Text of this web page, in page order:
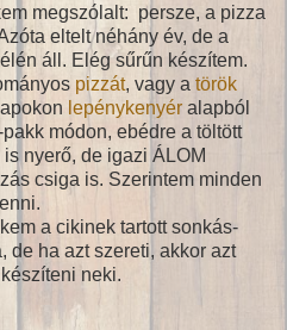
megszólalt: persze, a pizza
eltelt néhány év, de a
áll. Elég sűrűn készítem.
pizzát, vagy a török
lepénykenyér alapból
módon, ebédre a töltött
is nyerő, de igazi ÁLOM
csiga is. Szerintem minden
a cikinek tartott sonkás-
de ha azt szereti, akkor azt
neki.